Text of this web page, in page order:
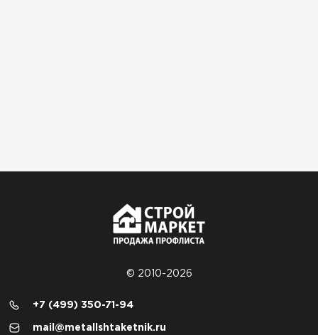
© 2010-2026
+7 (499) 350-71-94
mail@metallshtaketnik.ru